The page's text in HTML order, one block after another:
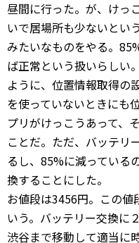
昼間に行った。が、けっ
いで居場所も少ないとい
みたいなものをやる。
ば正常という扱いらしい
ように、位置情報取得の
を使っていないときにも
プリがけっこうあって、
ことだ。ただ、バッテリ
るし、85%に減っている
換することにした。
お値段は3456円。この値
いう。バッテリー交換に
渋谷まで移動して適当に